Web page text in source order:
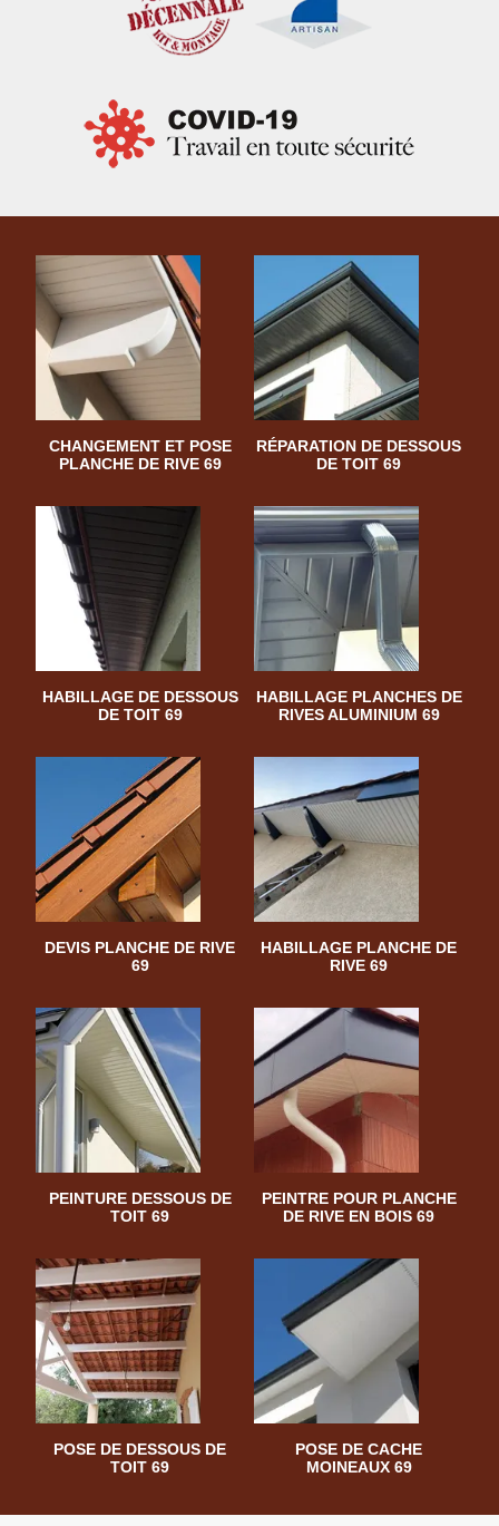
CHANGEMENT ET POSE
PLANCHE DE RIVE 69
RÉPARATION DE DESSOUS
DE TOIT 69
HABILLAGE DE DESSOUS
DE TOIT 69
HABILLAGE PLANCHES DE
RIVES ALUMINIUM 69
DEVIS PLANCHE DE RIVE
69
HABILLAGE PLANCHE DE
RIVE 69
PEINTURE DESSOUS DE
TOIT 69
PEINTRE POUR PLANCHE
DE RIVE EN BOIS 69
POSE DE DESSOUS DE
TOIT 69
POSE DE CACHE
MOINEAUX 69